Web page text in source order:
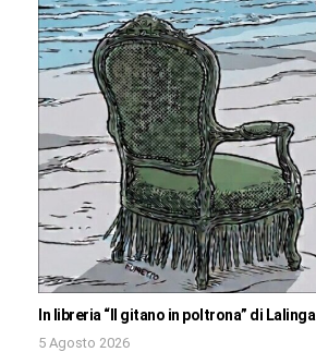
In libreria “Il gitano in poltrona” di Lalinga
5 Agosto 2026